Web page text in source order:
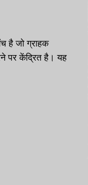
है जो ग्राहक
पर केंद्रित है। यह